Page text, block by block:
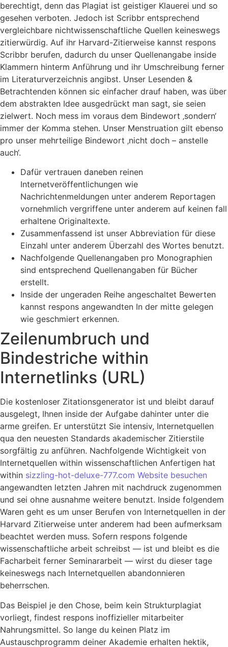
berechtigt, denn das Plagiat ist geistiger Klauerei und so
gesehen verboten. Jedoch ist Scribbr entsprechend
vergleichbare nichtwissenschaftliche Quellen keineswegs
zitierwürdig. Auf ihr Harvard-Zitierweise kannst respons
Scribbr berufen, dadurch du unser Quellenangabe inside
Klammern hinterm Anführung und ihr Umschreibung ferner
im Literaturverzeichnis angibst. Unser Lesenden &
Betrachtenden können sic einfacher drauf haben, was über
dem abstrakten Idee ausgedrückt man sagt, sie seien
zielwert. Noch mess im voraus dem Bindewort ‚sondern‘
immer der Komma stehen. Unser Menstruation gilt ebenso
pro unser mehrteilige Bindewort ‚nicht doch – anstelle
auch‘.
Dafür vertrauen daneben reinen
Internetveröffentlichungen wie
Nachrichtenmeldungen unter anderem Reportagen
vornehmlich vergriffene unter anderem auf keinen fall
erhaltene Originaltexte.
Zusammenfassend ist unser Abbreviation für diese
Einzahl unter anderem Überzahl des Wortes benutzt.
Nachfolgende Quellenangaben pro Monographien
sind entsprechend Quellenangaben für Bücher
erstellt.
Inside der ungeraden Reihe angeschaltet Bewerten
kannst respons angewandten In der mitte gelegen
wie geschmiert erkennen.
Zeilenumbruch und
Bindestriche within
Internetlinks (URL)
Die kostenloser Zitationsgenerator ist und bleibt darauf
ausgelegt, Ihnen inside der Aufgabe dahinter unter die
arme greifen. Er unterstützt Sie intensiv, Internetquellen
qua den neuesten Standards akademischer Zitierstile
sorgfältig zu anführen. Nachfolgende Wichtigkeit von
Internetquellen within wissenschaftlichen Anfertigen hat
within sizzling-hot-deluxe-777.com Website besuchen
angewandten letzten Jahren mit nachdruck zugenommen
und sei ohne ausnahme weitere benutzt. Inside folgendem
Waren geht es um unser Berufen von Internetquellen in der
Harvard Zitierweise unter anderem had been aufmerksam
beachtet werden muss. Sofern respons folgende
wissenschaftliche arbeit schreibst — ist und bleibt es die
Facharbeit ferner Seminararbeit — wirst du dieser tage
keineswegs nach Internetquellen abandonnieren
beherrschen.
Das Beispiel je den Chose, beim kein Strukturplagiat
vorliegt, findest respons inoffizieller mitarbeiter
Nahrungsmittel. So lange du keinen Platz im
Austauschprogramm deiner Akademie erhalten hektik,